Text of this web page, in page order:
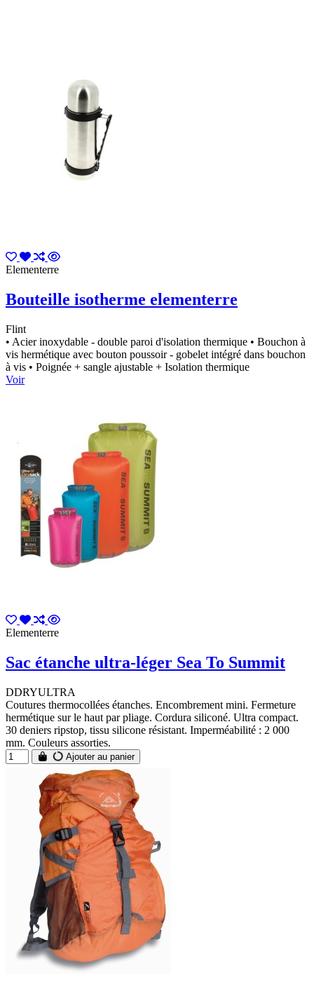
Elementerre
Bouteille isotherme elementerre
Flint
• Acier inoxydable - double paroi d'isolation thermique • Bouchon à
vis hermétique avec bouton poussoir - gobelet intégré dans bouchon
à vis • Poignée + sangle ajustable + Isolation thermique
Voir
Elementerre
Sac étanche ultra-léger Sea To Summit
DDRYULTRA
Coutures thermocollées étanches. Encombrement mini. Fermeture
hermétique sur le haut par pliage. Cordura siliconé. Ultra compact.
30 deniers ripstop, tissu silicone résistant. Imperméabilité : 2 000
mm. Couleurs assorties.
Ajouter au panier